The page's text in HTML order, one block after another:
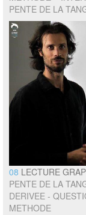
PENTE DE LA
08 LECTURE
PENTE DE LA
DERIVEE -
METHODE